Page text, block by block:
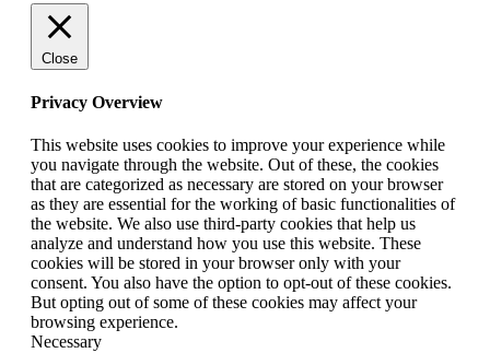
Close
Privacy Overview
This website uses cookies to improve your experience while
you navigate through the website. Out of these, the cookies
that are categorized as necessary are stored on your browser
as they are essential for the working of basic functionalities of
the website. We also use third-party cookies that help us
analyze and understand how you use this website. These
cookies will be stored in your browser only with your
consent. You also have the option to opt-out of these cookies.
But opting out of some of these cookies may affect your
browsing experience.
Necessary